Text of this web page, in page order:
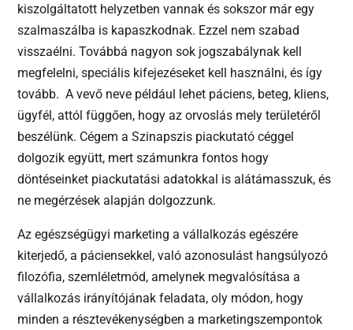
kiszolgáltatott helyzetben vannak és sokszor már egy
szalmaszálba is kapaszkodnak. Ezzel nem szabad
visszaélni. Továbbá nagyon sok jogszabálynak kell
megfelelni, speciális kifejezéseket kell használni, és így
tovább. A vevő neve például lehet páciens, beteg, kliens,
ügyfél, attól függően, hogy az orvoslás mely területéről
beszélünk. Cégem a Szinapszis piackutató céggel
dolgozik együtt, mert számunkra fontos hogy
döntéseinket piackutatási adatokkal is alátámasszuk, és
ne megérzések alapján dolgozzunk.
Az egészségügyi marketing a vállalkozás egészére
kiterjedő, a páciensekkel, való azonosulást hangsúlyozó
filozófia, szemléletmód, amelynek megvalósítása a
vállalkozás irányítójának feladata, oly módon, hogy
minden a résztevékenységben a marketingszempontok